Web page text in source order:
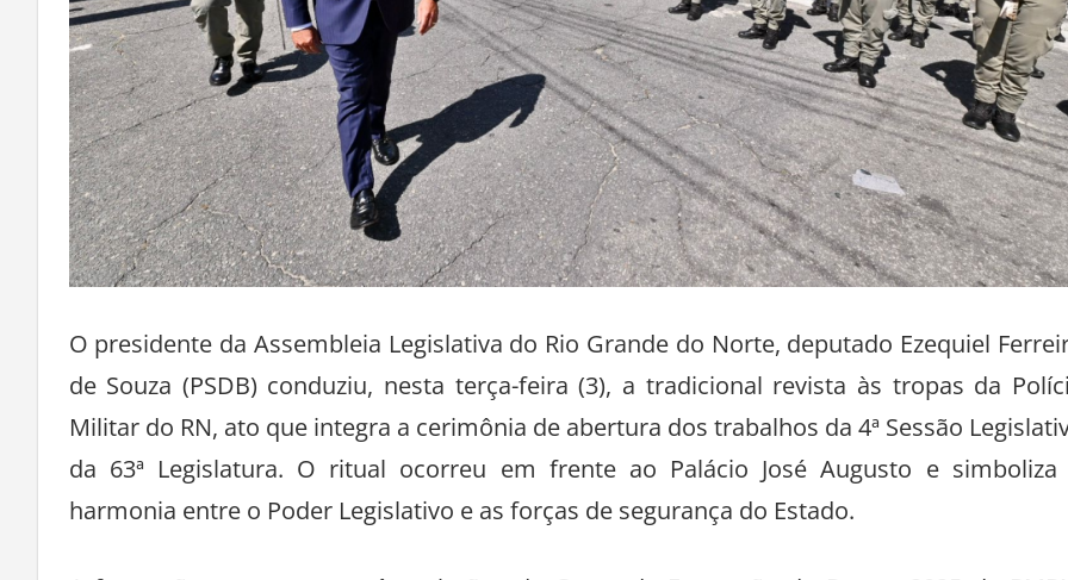
O presidente da Assembleia Legislativa do Rio Grande do Norte, deputado Ezequiel
de Souza (PSDB) conduziu, nesta terça-feira (3), a tradicional revista às tropas da
Militar do RN, ato que integra a cerimônia de abertura dos trabalhos da 4ª Sessão
da 63ª Legislatura. O ritual ocorreu em frente ao Palácio José Augusto e simboliza
harmonia entre o Poder Legislativo e as forças de segurança do Estado.